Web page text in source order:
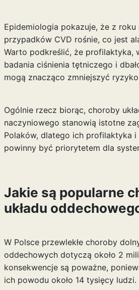
Epidemiologia pokazuje, że z
przypadków CVD rośnie, co jest
Warto podkreślić, że profilaktyka,
badania ciśnienia tętniczego i
mogą znacząco zmniejszyć
Ogólnie rzecz biorąc, choroby
naczyniowego stanowią istotne
Polaków, dlatego ich profilaktyka
powinny być priorytetem dla
Jakie są popularne
układu
W Polsce przewlekłe choroby
oddechowych dotyczą około 2
konsekwencje są poważne,
ich powodu około 14 tysięcy ludzi.